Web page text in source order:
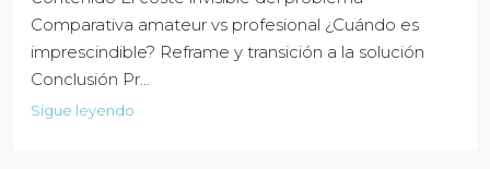
Comparativa amateur vs profesional ¿Cuándo es
imprescindible? Reframe y transición a la solución
Conclusión Pr…
Sigue leyendo